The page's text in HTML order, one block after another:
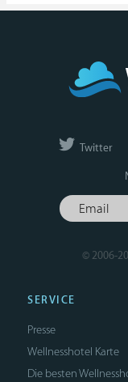
Twitter
© 2006-
SERVICE
Presse
Wellnesshotel Karte
Die besten